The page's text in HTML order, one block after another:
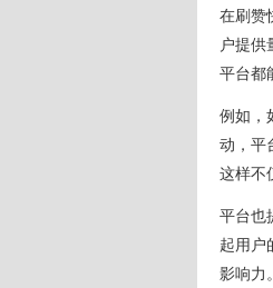
在刷赞
户提
平台都
例如，
动，平
这样不
平台也
起用户
影响力